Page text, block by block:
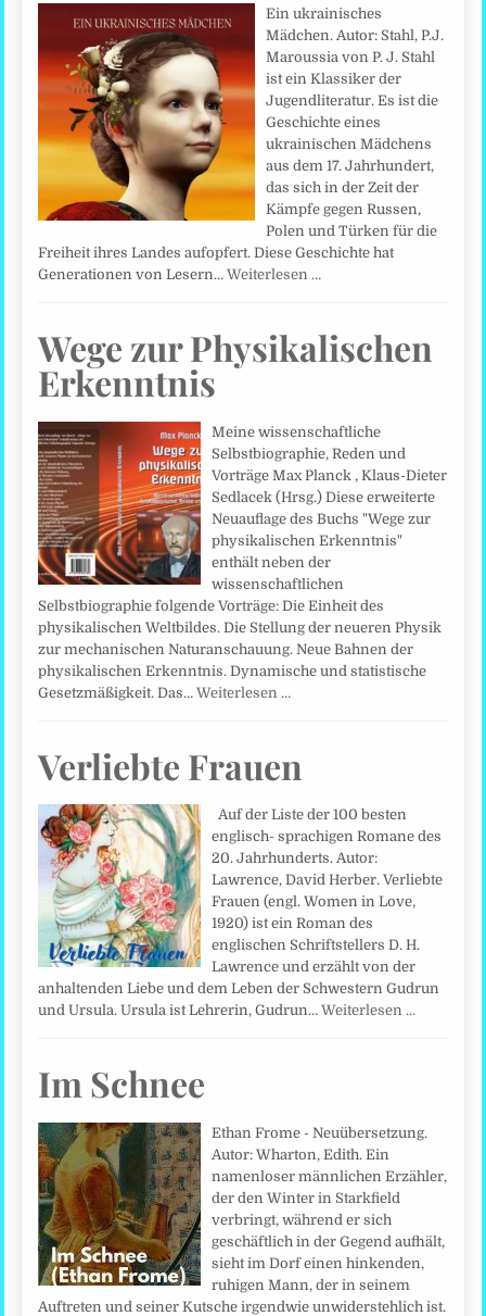
Ein ukrainisches
Mädchen. Autor: Stahl, P.J.
Maroussia von P. J. Stahl
ist ein Klassiker der
Jugendliteratur. Es ist die
Geschichte eines
ukrainischen Mädchens
aus dem 17. Jahrhundert,
das sich in der Zeit der
Kämpfe gegen Russen,
Polen und Türken für die
Freiheit ihres Landes aufopfert. Diese Geschichte hat
Generationen von Lesern…Weiterlesen …
Wege zur Physikalischen
Erkenntnis
Meine wissenschaftliche
Selbstbiographie, Reden und
Vorträge Max Planck , Klaus-Dieter
Sedlacek (Hrsg.) Diese erweiterte
Neuauflage des Buchs "Wege zur
physikalischen Erkenntnis"
enthält neben der
wissenschaftlichen
Selbstbiographie folgende Vorträge: Die Einheit des
physikalischen Weltbildes. Die Stellung der neueren Physik
zur mechanischen Naturanschauung. Neue Bahnen der
physikalischen Erkenntnis. Dynamische und statistische
Gesetzmäßigkeit. Das…Weiterlesen …
Verliebte Frauen
Auf der Liste der 100 besten
englisch- sprachigen Romane des
20. Jahrhunderts. Autor:
Lawrence, David Herber. Verliebte
Frauen (engl. Women in Love,
1920) ist ein Roman des
englischen Schriftstellers D. H.
Lawrence und erzählt von der
anhaltenden Liebe und dem Leben der Schwestern Gudrun
und Ursula. Ursula ist Lehrerin, Gudrun…Weiterlesen …
Im Schnee
Ethan Frome - Neuübersetzung.
Autor: Wharton, Edith. Ein
namenloser männlichen Erzähler,
der den Winter in Starkfield
verbringt, während er sich
geschäftlich in der Gegend aufhält,
sieht im Dorf einen hinkenden,
ruhigen Mann, der in seinem
Auftreten und seiner Kutsche irgendwie unwiderstehlich ist.